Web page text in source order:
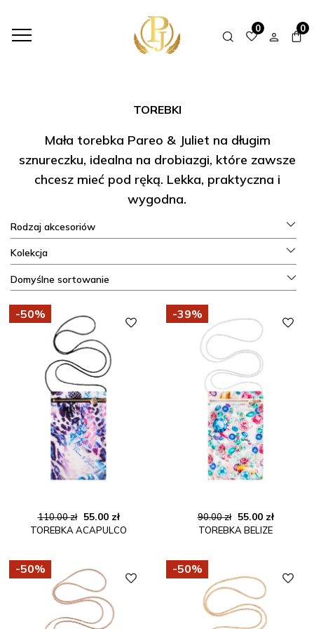
0 0
AKCESORIA
TOREBKI
Mała torebka Pareo & Juliet na długim
sznureczku, idealna na drobiazgi, które zawsze
chcesz mieć pod ręką. Lekka, praktyczna i
wygodna.
Domyślne sortowanie
-50%
110.00zł
Pierwotna
cena
55.00 złAktualna
cena
TOREBKA ACAPULCO
-39%
90.00zł
Pierwotna
cena
55.00 zł
TOREBKA BELIZE
-50% -50%
Rodzaj akcesoriów
Kolekcja